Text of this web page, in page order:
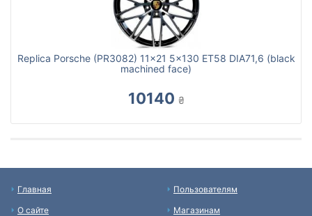
Replica Porsche (PR3082) 11x21 5x130 ET58 DIA71,6 (black
machined face)
10140 ₴
Главная
О сайте
Пользователям
Магазинам